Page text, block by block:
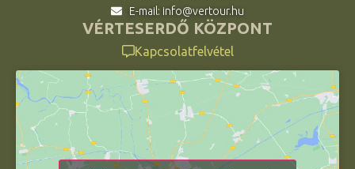
E-mail: info@vertour.hu
VÉRTESERDŐ KÖZPONT
Kapcsolatfelvétel